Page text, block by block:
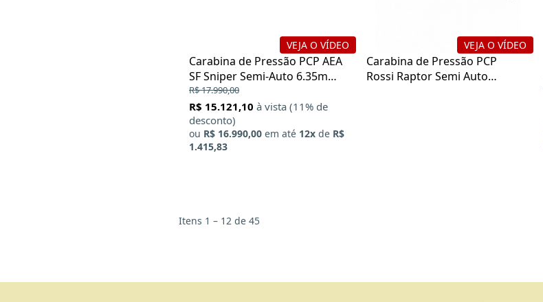
VEJA O VÍDEO
Carabina de Pressão PCP AEA
SF Sniper Semi-Auto 6.35mm
(.25)
R$ 17.990,00
R$ 15.121,10 à vista (11% de
desconto)
ou R$ 16.990,00 em até 12x de R$
1.415,83
VEJA O VÍDEO
Carabina de Pressão PCP
Rossi Raptor Semi Auto
Itens 1 – 12 de 45